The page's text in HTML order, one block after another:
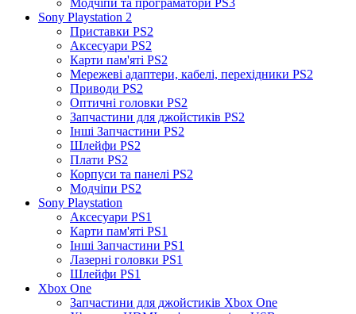
Модчіпи та програматори PS3
Sony Playstation 2
Приставки PS2
Аксесуари PS2
Карти пам'яті PS2
Мережеві адаптери, кабелі, перехідники PS2
Приводи PS2
Оптичні головки PS2
Запчастини для джойстиків PS2
Інші Запчастини PS2
Шлейфи PS2
Плати PS2
Корпуси та панелі PS2
Модчіпи PS2
Sony Playstation
Аксесуари PS1
Карти пам'яті PS1
Інші Запчастини PS1
Лазерні головки PS1
Шлейфи PS1
Xbox One
Запчастини для джойстиків Xbox One